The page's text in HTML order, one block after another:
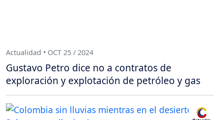
Actualidad • OCT 25 / 2024
Gustavo Petro dice no a contratos de
exploración y explotación de petróleo y gas